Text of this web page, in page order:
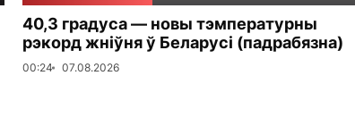
40,3 градуса — новы тэмпературны
рэкорд жніўня ў Беларусі (падрабязна)
00:24 07.08.2026